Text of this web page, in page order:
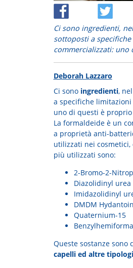
Ci sono ingredienti,
sottoposti a
commercializzati:
Deborah Lazzaro
Ci sono ingredienti,
a specifiche
uno di questi è proprio
La formaldeide è un
a proprietà anti-
utilizzati nei
più utilizzati sono:
2-Bromo-2-
Diazolidinyl urea
Imidazolidinyl
DMDM Hydantoin
Quaternium-15
Queste sostanze sono
capelli ed altre